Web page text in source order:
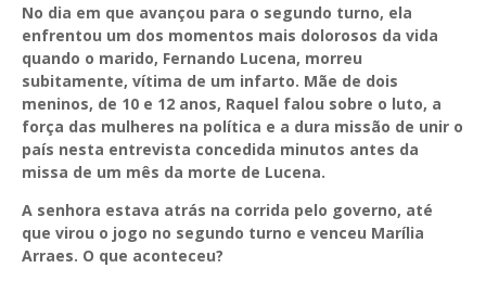
No dia em que avançou para o segundo turno, ela
enfrentou um dos momentos mais dolorosos da vida
quando o marido, Fernando Lucena, morreu
subitamente, vítima de um infarto. Mãe de dois
meninos, de 10 e 12 anos, Raquel falou sobre o luto, a
força das mulheres na política e a dura missão de unir o
país nesta entrevista concedida minutos antes da
missa de um mês da morte de Lucena.
A senhora estava atrás na corrida pelo governo, até
que virou o jogo no segundo turno e venceu Marília
Arraes. O que aconteceu?